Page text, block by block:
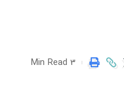
3 Min Read